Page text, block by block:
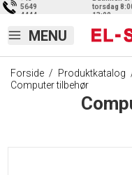
5649
4444
torsdag
13:00
Forside / Produktkatalog
Computer tilbehør